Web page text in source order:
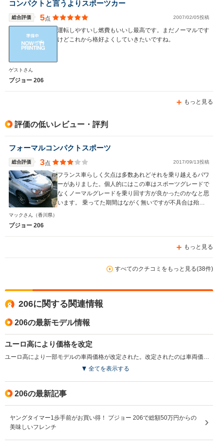
コンパクトと言うよりスポーツカー
総合評価 5点 2007/02/05投稿
運転しやすいし燃費もいいし最高です。まだノーマルです
けどこれから格好よくしていきたいですね。
ゲストさん
プジョー 206
もっと見る
評価の低いレビュー・評判
フォーマルコンパクトスポーツ
総合評価 3点 2017/09/13投稿
フランス車らしく欠点は多数あれどそれを乗り越えるパワ
ーがありました。個人的にはこの車はスポーツグレードで
なくノーマルグレードを乗り回す方が良かったのかなと思
います。 乗ってた期間はながく無いですが不具合は殆ど
マックさん （香川県）
プジョー 206
もっと見る
すべてのクチコミをもっと見る(38件)
206に関する関連情報
206の最新モデル情報
ユーロ高により価格を改定
全てを表示する
206の最新記事
ヤングタイマー1歩手前がお買い得！ プジョー 206で総額50万円からの
美味しいフレンチ